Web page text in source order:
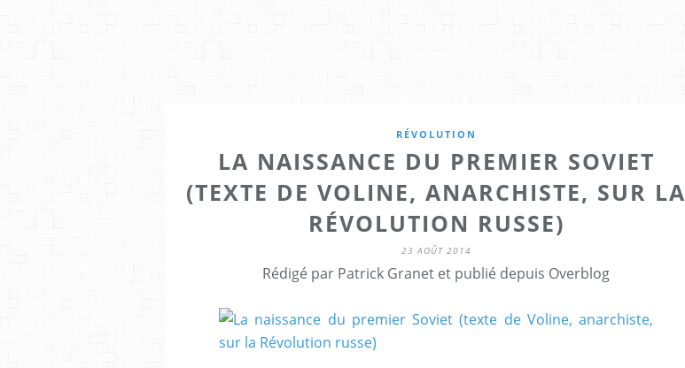
RÉVOLUTION
LA NAISSANCE DU PREMIER SOVIET
(TEXTE DE VOLINE, ANARCHISTE, SUR LA
RÉVOLUTION RUSSE)
23 AOÛT 2014
Rédigé par Patrick Granet et publié depuis Overblog